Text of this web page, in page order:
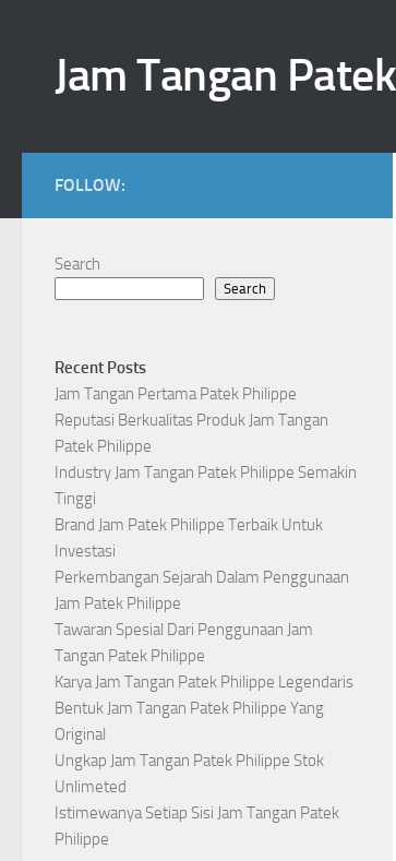
Jam Tangan
FOLLOW:
Search
Search
Recent Posts
Jam Tangan Pertama Patek Philippe
Reputasi Berkualitas Produk Jam Tangan
Patek Philippe
Industry Jam Tangan Patek Philippe Semakin
Tinggi
Brand Jam Patek Philippe Terbaik Untuk
Investasi
Perkembangan Sejarah Dalam Penggunaan
Jam Patek Philippe
Tawaran Spesial Dari Penggunaan Jam
Tangan Patek Philippe
Karya Jam Tangan Patek Philippe Legendaris
Bentuk Jam Tangan Patek Philippe Yang
Original
Ungkap Jam Tangan Patek Philippe Stok
Unlimeted
Istimewanya Setiap Sisi Jam Tangan Patek
Philippe